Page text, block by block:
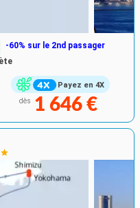
Payez en 4X
-60% sur le 2nd passager
dès 1 646 €